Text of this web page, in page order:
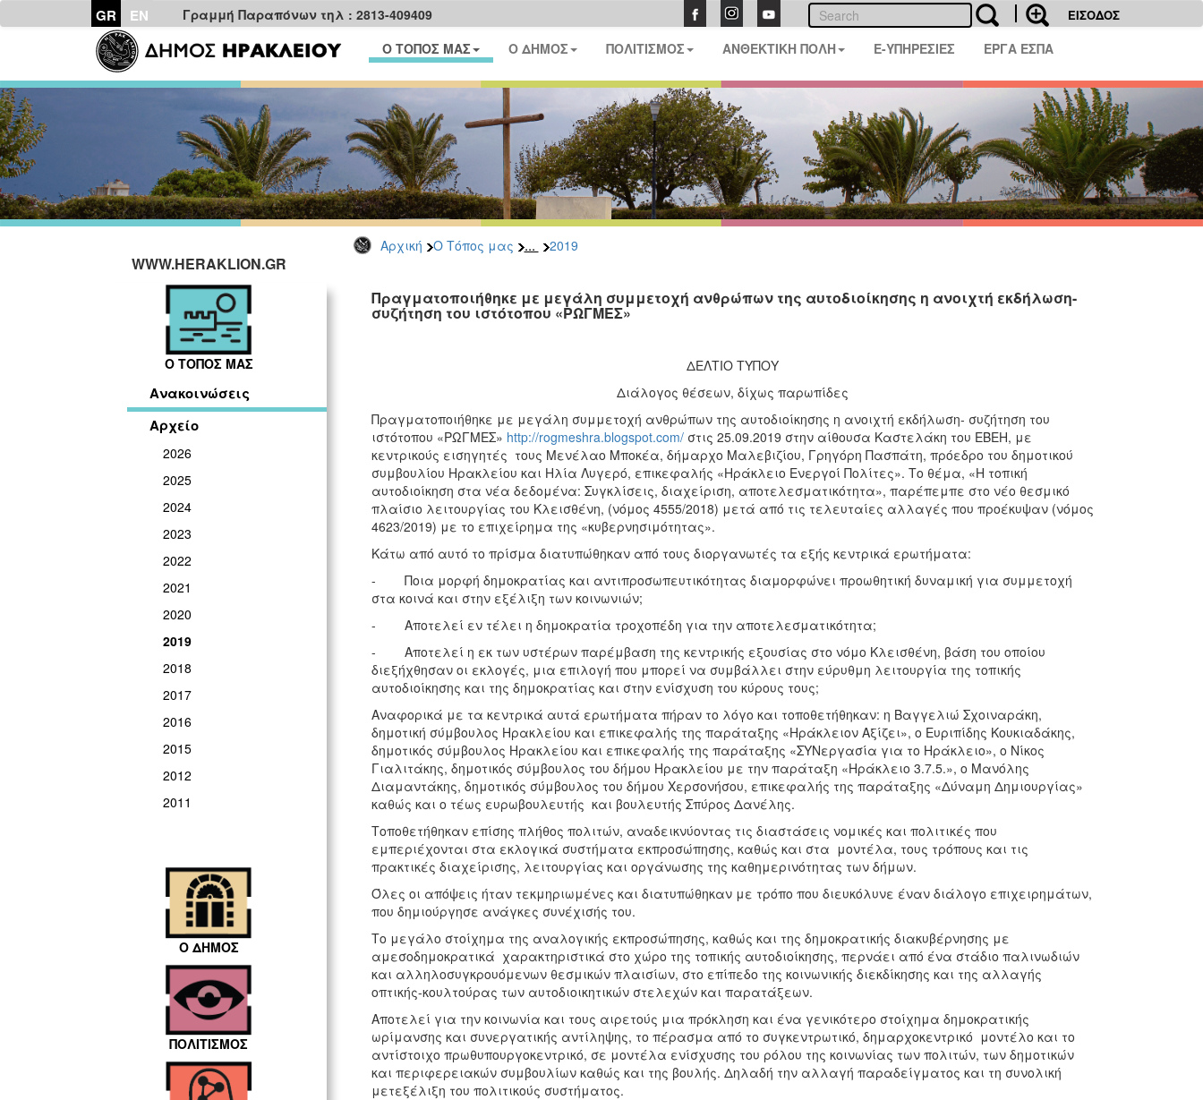
GR EN Γραμμή Παραπόνων τηλ : 2813-409409 ΕΙΣΟΔΟΣ
Ο ΤΟΠΟΣ ΜΑΣ Ο ΔΗΜΟΣ ΠΟΛΙΤΙΣΜΟΣ ΑΝΘΕΚΤΙΚΗ ΠΟΛΗ E-ΥΠΗΡΕΣΙΕΣ ΕΡΓΑ ΕΣΠΑ
Αρχική Ο Τόπος μας ... 2019
WWW.HERAKLION.GR
Ο ΤΟΠΟΣ ΜΑΣ
Ανακοινώσεις
Αρχείο
2026
2025
2024
2023
2022
2021
2020
2019
2018
2017
2016
2015
2012
2011
Ο ΔΗΜΟΣ
ΠΟΛΙΤΙΣΜΟΣ
Πραγματοποιήθηκε με μεγάλη συμμετοχή ανθρώπων της αυτοδιοίκησης η ανοιχτή εκδήλωση-
συζήτηση του ιστότοπου «ΡΩΓΜΕΣ»
ΔΕΛΤΙΟ ΤΥΠΟΥ
Διάλογος θέσεων, δίχως παρωπίδες
Πραγματοποιήθηκε με μεγάλη συμμετοχή ανθρώπων της αυτοδιοίκησης η ανοιχτή εκδήλωση- συζήτηση του
ιστότοπου «ΡΩΓΜΕΣ» http://rogmeshra.blogspot.com/στις 25.09.2019 στην αίθουσα Καστελάκη του ΕΒΕΗ, με
κεντρικούς εισηγητές τους Μενέλαο Μποκέα, δήμαρχο Μαλεβιζίου, Γρηγόρη Πασπάτη, πρόεδρο του δημοτικού
συμβουλίου Ηρακλείου και Ηλία Λυγερό, επικεφαλής «Ηράκλειο Ενεργοί Πολίτες». Το θέμα, «Η τοπική
αυτοδιοίκηση στα νέα δεδομένα: Συγκλίσεις, διαχείριση, αποτελεσματικότητα», παρέπεμπε στο νέο θεσμικό
πλαίσιο λειτουργίας του Κλεισθένη, (νόμος 4555/2018) μετά από τις τελευταίες αλλαγές που προέκυψαν (νόμος
4623/2019) με το επιχείρημα της «κυβερνησιμότητας».
Κάτω από αυτό το πρίσμα διατυπώθηκαν από τους διοργανωτές τα εξής κεντρικά ερωτήματα:
- Ποια μορφή δημοκρατίας και αντιπροσωπευτικότητας διαμορφώνει προωθητική δυναμική για συμμετοχή
στα κοινά και στην εξέλιξη των κοινωνιών;
- Αποτελεί εν τέλει η δημοκρατία τροχοπέδη για την αποτελεσματικότητα;
- Αποτελεί η εκ των υστέρων παρέμβαση της κεντρικής εξουσίας στο νόμο Κλεισθένη, βάση του οποίου
διεξήχθησαν οι εκλογές, μια επιλογή που μπορεί να συμβάλλει στην εύρυθμη λειτουργία της τοπικής
αυτοδιοίκησης και της δημοκρατίας και στην ενίσχυση του κύρους τους;
Αναφορικά με τα κεντρικά αυτά ερωτήματα πήραν το λόγο και τοποθετήθηκαν: η Βαγγελιώ Σχοιναράκη,
δημοτική σύμβουλος Ηρακλείου και επικεφαλής της παράταξης «Ηράκλειον Αξίζει», ο Ευριπίδης Κουκιαδάκης,
δημοτικός σύμβουλος Ηρακλείου και επικεφαλής της παράταξης «ΣΥΝεργασία για το Ηράκλειο», ο Νίκος
Γιαλιτάκης, δημοτικός σύμβουλος του δήμου Ηρακλείου με την παράταξη «Ηράκλειο 3.7.5.», ο Μανόλης
Διαμαντάκης, δημοτικός σύμβουλος του δήμου Χερσονήσου, επικεφαλής της παράταξης «Δύναμη Δημιουργίας»
καθώς και ο τέως ευρωβουλευτής και βουλευτής Σπύρος Δανέλης.
Τοποθετήθηκαν επίσης πλήθος πολιτών, αναδεικνύοντας τις διαστάσεις νομικές και πολιτικές που
εμπεριέχονται στα εκλογικά συστήματα εκπροσώπησης, καθώς και στα μοντέλα, τους τρόπους και τις
πρακτικές διαχείρισης, λειτουργίας και οργάνωσης της καθημερινότητας των δήμων.
Όλες οι απόψεις ήταν τεκμηριωμένες και διατυπώθηκαν με τρόπο που διευκόλυνε έναν διάλογο επιχειρημάτων,
που δημιούργησε ανάγκες συνέχισής του.
Το μεγάλο στοίχημα της αναλογικής εκπροσώπησης, καθώς και της δημοκρατικής διακυβέρνησης με
αμεσοδημοκρατικά χαρακτηριστικά στο χώρο της τοπικής αυτοδιοίκησης, περνάει από ένα στάδιο παλινωδιών
και αλληλοσυγκρουόμενων θεσμικών πλαισίων, στο επίπεδο της κοινωνικής διεκδίκησης και της αλλαγής
οπτικής-κουλτούρας των αυτοδιοικητικών στελεχών και παρατάξεων.
Αποτελεί για την κοινωνία και τους αιρετούς μια πρόκληση και ένα γενικότερο στοίχημα δημοκρατικής
ωρίμανσης και συνεργατικής αντίληψης, το πέρασμα από το συγκεντρωτικό, δημαρχοκεντρικό μοντέλο και το
αντίστοιχο πρωθυπουργοκεντρικό, σε μοντέλα ενίσχυσης του ρόλου της κοινωνίας των πολιτών, των δημοτικών
και περιφερειακών συμβουλίων καθώς και της βουλής. Δηλαδή την αλλαγή παραδείγματος και τη συνολική
μετεξέλιξη του πολιτικούς συστήματος.